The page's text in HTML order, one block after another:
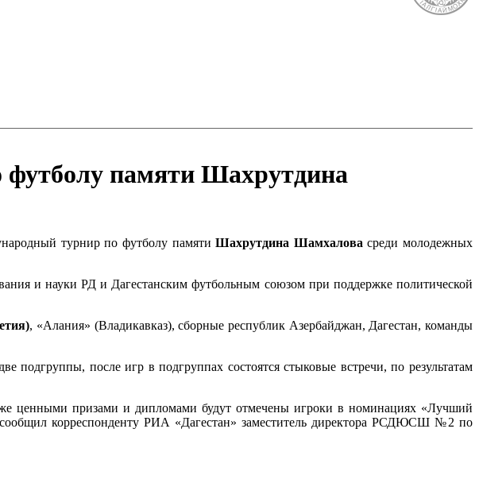
футболу памяти Шахрутдина
турнир по футболу памятиШахрутдина Шамхалова среди молодежных
и науки РД и Дагестанским футбольным союзом при поддержке политической
, «Алания» (Владикавказ), сборные республик Азербайджан, Дагестан, команды
после игр в подгруппах состоятся стыковые встречи, по результатам
ценными призами и дипломами будут отмечены игроки в номинациях «Лучший
корреспонденту РИА «Дагестан» заместитель директора РСДЮСШ №2 по